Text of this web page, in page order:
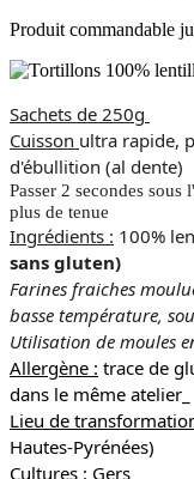
Produit commandable
Sachets de 250g
Cuisson ultra rapide,
d'ébullition (al dente)
Passer 2 secondes
plus de tenue
Ingrédients : 100%
sans gluten)
Farines fraiches
basse température,
Utilisation de moules
Allergène : trace de
dans le même atelier_
Lieu de
Hautes-Pyrénées)
Cultures : Gers